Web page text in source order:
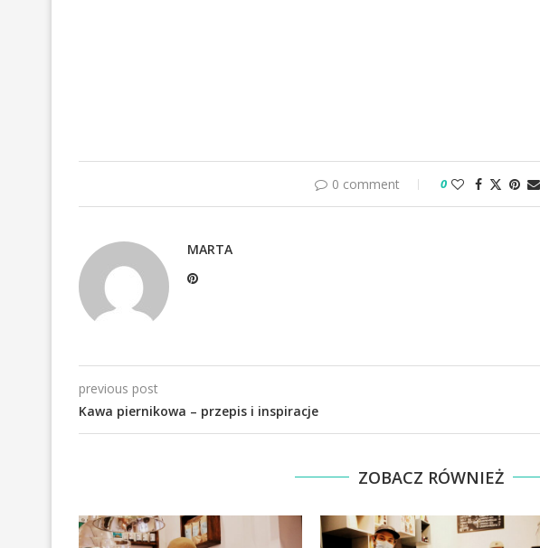
0 comment 0
MARTA
previous post
Kawa piernikowa – przepis i inspiracje
ZOBACZ RÓWNIEŻ